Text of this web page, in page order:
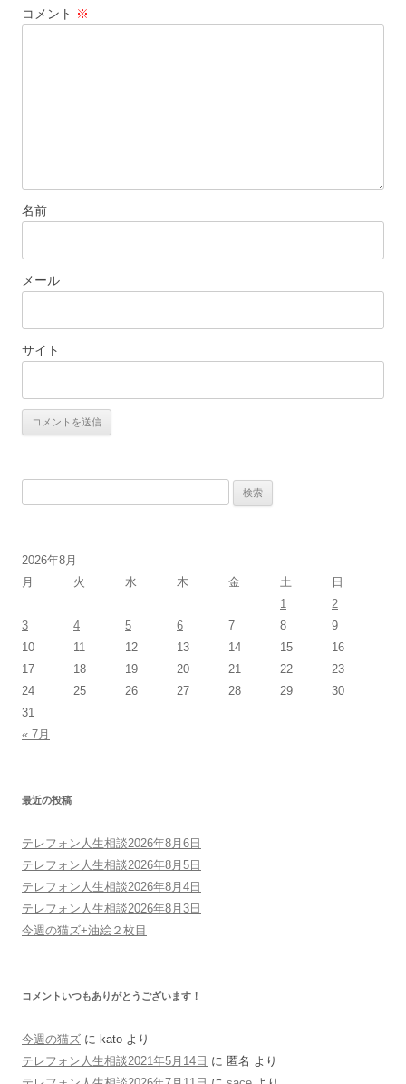
コメント ※
名前
メール
サイト
2026年8月
月
火 水 木 金 土
日
1
2
3
4 5 6 7 8
9
10
11 12 13 14 15
16
17
18 19 20 21 22
23
24
25 26 27 28 29
30
31
« 7月
最近の投稿
テレフォン人生相談2026年8月6日
テレフォン人生相談2026年8月5日
テレフォン人生相談2026年8月4日
テレフォン人生相談2026年8月3日
今週の猫ズ+油絵２枚目
コメントいつもありがとうございます！
今週の猫ズ に kato より
テレフォン人生相談2021年5月14日 に 匿名 より